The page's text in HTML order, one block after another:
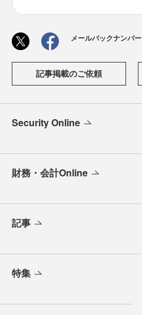
メールバックナンバー
記事掲載のご依頼
Security Online
財務・会計Online
記事
特集